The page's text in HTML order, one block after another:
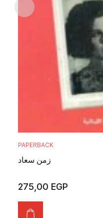
PAPERBACK
زمن سعاد
275,00 EGP